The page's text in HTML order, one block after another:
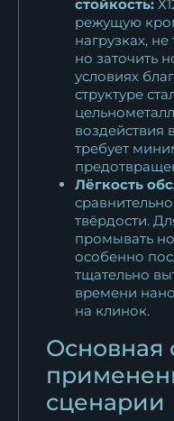
стойкость:
режущую
нагрузках, не
но заточить
условиях
структуре
воздействия
требует
Лёгкость
твёрдости.
промывать
особенно
тщательно
времени
на клинок.
Основная
сценарии